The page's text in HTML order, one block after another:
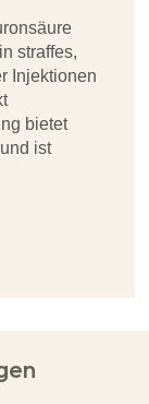
straffes,
Injektionen
bietet
ist